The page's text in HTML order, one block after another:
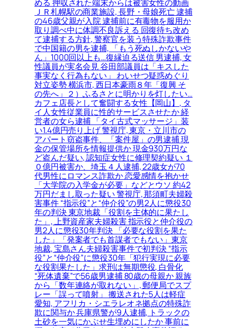
める 押収された端末からは被害女性の動画
ＪＲ札幌駅の商業施設, 長野・母娘死亡 逮捕
の46歳父親が入院 逮捕前に有毒物を服用か
取り調べ中に体調不良訴える 回復待ち改め
て逮捕する方針, 警察官を装う特殊詐欺事件
で中国籍の男を逮捕, 「もう死ぬしかないや
ん」1000回以上も…復縁迫る送信 男逮捕, 女
性議員が実名会見 谷田部議員は「キスした
事実なく行為もない」 わいせつ疑惑めぐり
対立姿勢 横浜市, 西日本豪雨８年「復興 そ
の先へ」２）ふるさとに明かりを灯したい…
カフェ店長として奮闘する女性【岡山】, タ
イ人女性従業員に性的サービスさせたか 経
営者の女ら逮捕 「タイ古式マッサージ」装
い1.4億円売り上げ 警視庁, 東京・立川市の
アパート窃盗事件、「案件屋」の男逮捕 現
金の保管場所を情報提供か 現金930万円な
ど盗んだ疑い, 認知症女性に修理契約疑い １
０億円被害か、埼玉４人逮捕, 22歳女が70
代男性にロマンス詐欺か 恋愛感情を抱かせ
「大学院の入学金が必要」などとウソ 約42
万円だまし取った疑い 警視庁, 那須町夫婦殺
害事件 “指示役”と“仲介役”の男2人に懲役30
年の判決 東京地裁「役割を主体的に果たし
た」, 上野資産家夫婦殺害 指示役と仲介役の
男2人に懲役30年判決 「必要な役割を果た
した」「発案者でも首謀者でもない」東京
地裁, 宝島さん夫婦殺害事件で初判決 “指示
役”と“仲介役”に懲役30年「犯行実現に必要
な役割果たした」求刑は無期懲役, 白骨化
“死体遺棄”で56歳男逮捕 80歳の母親か 親族
から「数年連絡が取れない」, 郵便局でスプ
レー「誤って噴射」 搬送された5人は軽症
愛知, アフリカ・シエラレオネ拠点の特殊詐
欺に関与か 兵庫県警が9人逮捕, トラックの
土砂を一気にかぶせ生埋めにしたか 事前に